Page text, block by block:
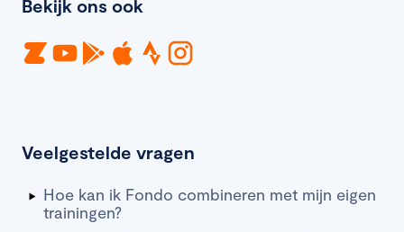
Bekijk ons ook
Veelgestelde vragen
Hoe kan ik Fondo combineren met mijn eigen
trainingen?